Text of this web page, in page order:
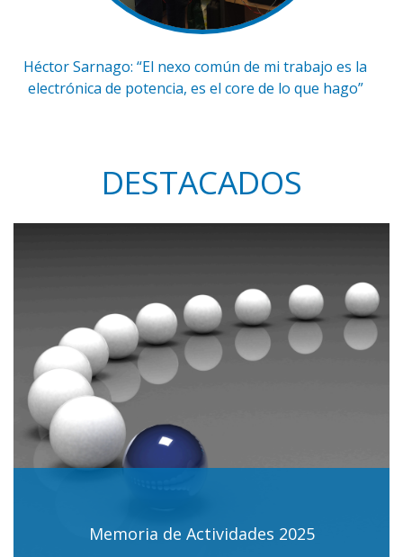
Héctor Sarnago: “El nexo común de mi trabajo es la
electrónica de potencia, es el core de lo que hago”
DESTACADOS
Memoria de Actividades 2025